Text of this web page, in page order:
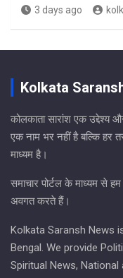
3 days ago
Kolkata
कोलकाता सारांश एक उद्देश्य
एक नाम भर नहीं है बल्कि हर
माध्यम है।
समाचार पोर्टल के माध्यम से
अवगत करते हैं।
Kolkata Saransh News
Bengal. We provide
Spiritual News,